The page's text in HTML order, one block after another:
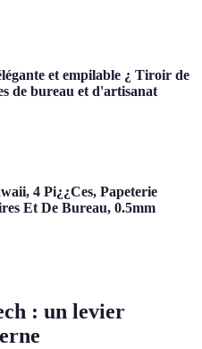
et empilable ¿ Tiroir de
de bureau et d'artisanat
4 Pi¿¿Ces, Papeterie
Et De Bureau, 0.5mm
: un levier